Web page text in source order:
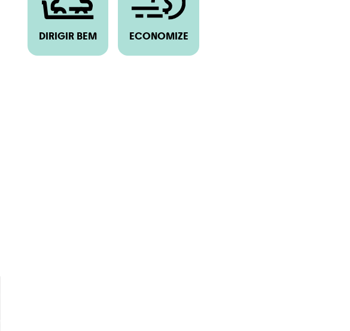
DIRIGIR BEM ECONOMIZE